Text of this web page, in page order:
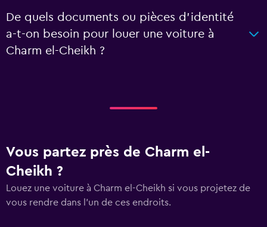
De quels documents ou pièces d'identité
a-t-on besoin pour louer une voiture à
Charm el-Cheikh ?
Vous partez près de Charm el-
Cheikh ?
Louez une voiture à Charm el-Cheikh si vous projetez de
vous rendre dans l'un de ces endroits.